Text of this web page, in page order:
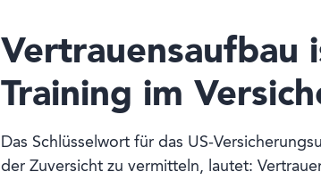
Vertrauensaufbau
Training im
Das Schlüsselwort für das US-
der Zuversicht zu vermitteln, lautet: